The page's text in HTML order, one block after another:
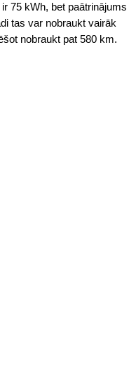
75 kWh, bet paātrinājums
tas var nobraukt vairāk
nobraukt pat 580 km.